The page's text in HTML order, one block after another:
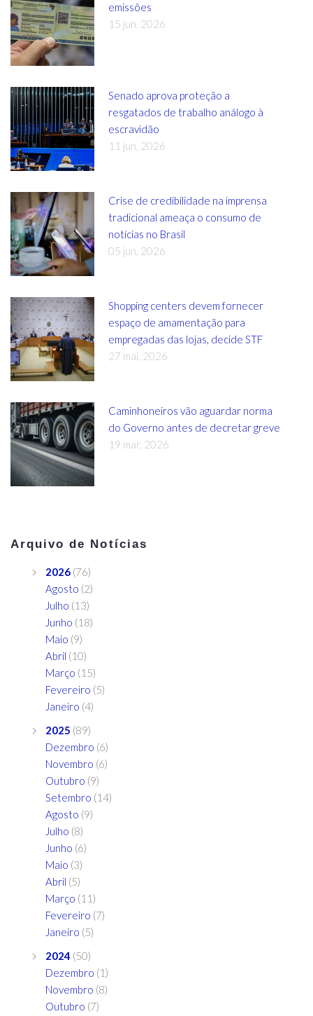
emissões
15 jun, 2026
Senado aprova proteção a
resgatados de trabalho análogo à
escravidão
11 jun, 2026
Crise de credibilidade na imprensa
tradicional ameaça o consumo de
notícias no Brasil
05 jun, 2026
Shopping centers devem fornecer
espaço de amamentação para
empregadas das lojas, decide STF
27 mai, 2026
Caminhoneiros vão aguardar norma
do Governo antes de decretar greve
19 mar, 2026
Arquivo de Notícias
2026 (76)
Agosto (2)
Julho (13)
Junho (18)
Maio (9)
Abril (10)
Março (15)
Fevereiro (5)
Janeiro (4)
2025 (89)
Dezembro (6)
Novembro (6)
Outubro (9)
Setembro (14)
Agosto (9)
Julho (8)
Junho (6)
Maio (3)
Abril (5)
Março (11)
Fevereiro (7)
Janeiro (5)
2024 (50)
Dezembro (1)
Novembro (8)
Outubro (7)